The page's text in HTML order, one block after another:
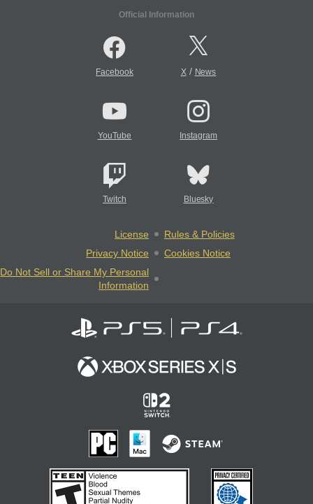
Official Information
Facebook X/ News
YouTube Instagram
Twitch Bluesky
License
Rules & Policies
Privacy Notice
Cookies Notice
Do Not Sell or Share My Personal
Information